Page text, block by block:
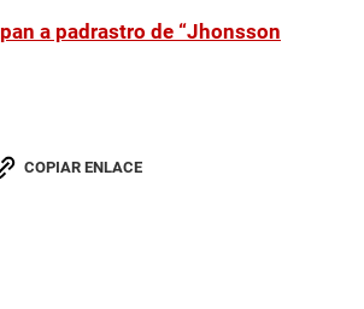
a padrastro de “Jhonsson
COPIAR ENLACE